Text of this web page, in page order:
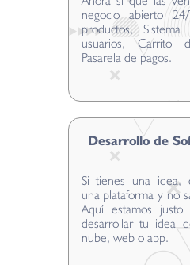
negocio abierto
productos,
usuarios, Carrito
Pasarela de pagos.
Desarrollo de
Si tienes una idea,
una plataforma y no
Aquí estamos
desarrollar tu idea
nube, web o app.